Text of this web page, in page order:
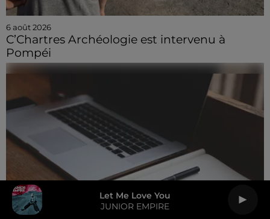
Let Me Love You
JUNIOR EMPIRE
6 août 2026
C’Chartres Archéologie est intervenu à
Pompéi